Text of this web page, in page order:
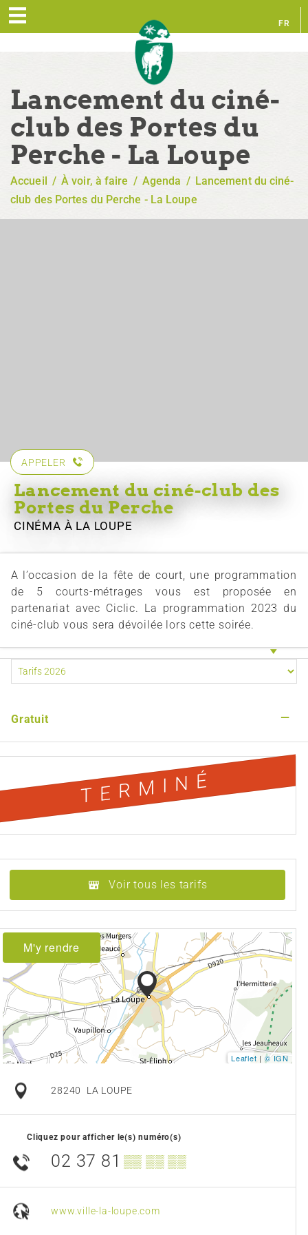
FR
Lancement du ciné-
club des Portes du
Perche - La Loupe
Accueil / À voir, à faire / Agenda / Lancement du ciné-
club des Portes du Perche - La Loupe
APPELER
Lancement du ciné-club des
Portes du Perche
CINÉMA À LA LOUPE
A l’occasion de la fête de court, une programmation
de 5 courts-métrages vous est proposée en
partenariat avec Ciclic. La programmation 2023 du
ciné-club vous sera dévoilée lors cette soirée.
Gratuit —
TERMINÉ
Voir tous les tarifs
M'y rendre
Leaflet | © IGN
28240 LA LOUPE
Cliquez pour afficher le(s) numéro(s)
02 37 81 ▒▒ ▒▒ ▒▒
www.ville-la-loupe.com